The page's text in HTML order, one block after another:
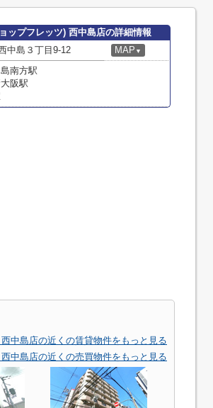
ップフレッツ) 西中島店の詳細情報
中島３丁目9-12 MAP ▼
南方駅
阪駅
中島店の近くの賃貸物件をもっと見る
中島店の近くの売買物件をもっと見る